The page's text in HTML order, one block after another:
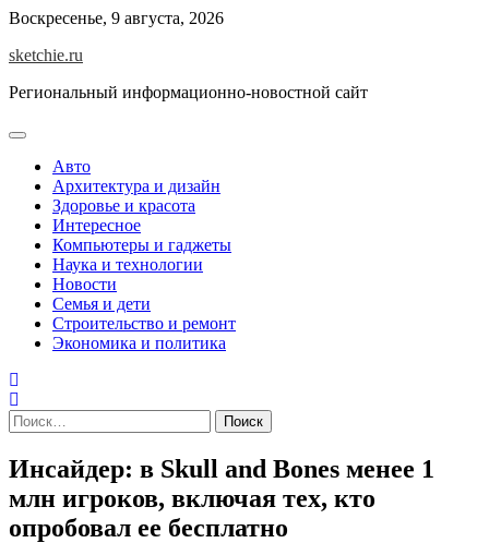
Skip
content
Воскресенье, 9 августа, 2026
sketchie.ru
Региональный информационно-новостной сайт
Авто
Архитектура и дизайн
Здоровье и красота
Интересное
Компьютеры и гаджеты
Наука и технологии
Новости
Семья и дети
Строительство и ремонт
Экономика и политика
Найти:
Инсайдер: в Skull and Bones менее 1
млн игроков, включая тех, кто
опробовал ее бесплатно